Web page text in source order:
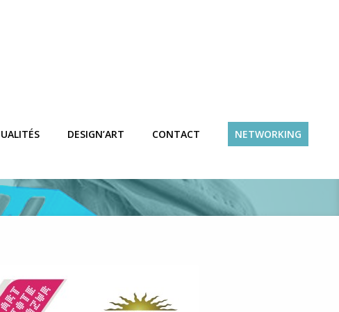
DESIGN’ART CONTACT NETWORKING
communication